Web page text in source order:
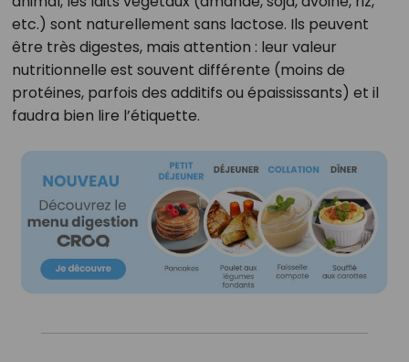
etc.) sont naturellement sans lactose. Ils peuvent
être très digestes, mais attention : leur valeur
nutritionnelle est souvent différente (moins de
protéines, parfois des additifs ou épaississants) et il
faudra bien lire l’étiquette.